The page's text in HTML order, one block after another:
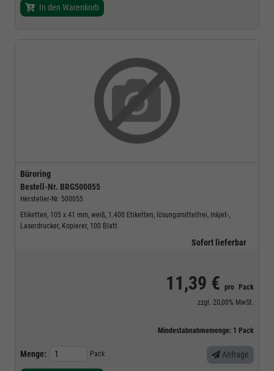
In den Warenkorb
Büroring
Bestell-Nr. BRG500055
Hersteller-Nr. 500055
Etiketten, 105 x 41 mm, weiß, 1.400 Etiketten, lösungsmittelfrei, Inkjet-,
Laserdrucker, Kopierer, 100 Blatt
Sofort lieferbar
11,39 € pro
Pack
zzgl. 20,00% MwSt.
Mindestabnahmemenge: 1 Pack
Menge: Pack Anfrage